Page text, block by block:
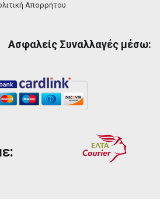
Απορρήτου
Ασφαλείς Συναλλαγές μέσω: